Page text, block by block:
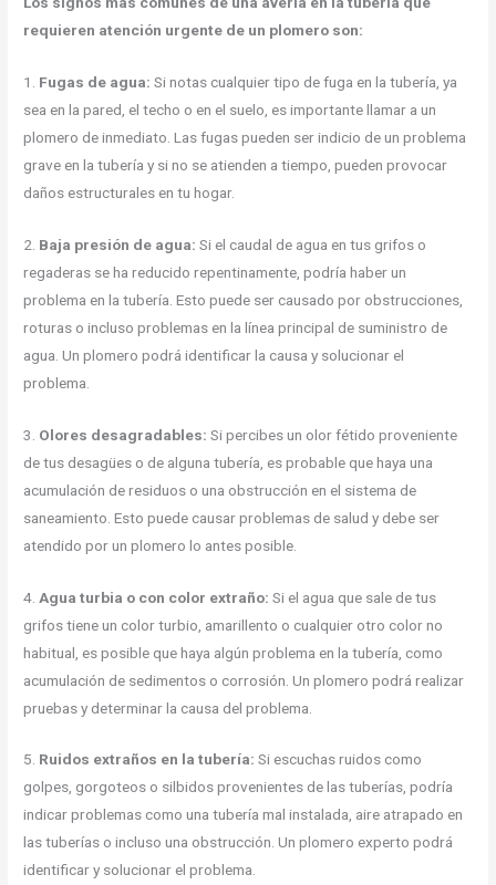
requieren atención urgente de un plomero son:
1. Fugas de agua: Si notas cualquier tipo de fuga en la tubería, ya
sea en la pared, el techo o en el suelo, es importante llamar a un
plomero de inmediato. Las fugas pueden ser indicio de un problema
grave en la tubería y si no se atienden a tiempo, pueden provocar
daños estructurales en tu hogar.
2. Baja presión de agua: Si el caudal de agua en tus grifos o
regaderas se ha reducido repentinamente, podría haber un
problema en la tubería. Esto puede ser causado por obstrucciones,
roturas o incluso problemas en la línea principal de suministro de
agua. Un plomero podrá identificar la causa y solucionar el
problema.
3. Olores desagradables: Si percibes un olor fétido proveniente
de tus desagües o de alguna tubería, es probable que haya una
acumulación de residuos o una obstrucción en el sistema de
saneamiento. Esto puede causar problemas de salud y debe ser
atendido por un plomero lo antes posible.
4. Agua turbia o con color extraño: Si el agua que sale de tus
grifos tiene un color turbio, amarillento o cualquier otro color no
habitual, es posible que haya algún problema en la tubería, como
acumulación de sedimentos o corrosión. Un plomero podrá realizar
pruebas y determinar la causa del problema.
5. Ruidos extraños en la tubería: Si escuchas ruidos como
golpes, gorgoteos o silbidos provenientes de las tuberías, podría
indicar problemas como una tubería mal instalada, aire atrapado en
las tuberías o incluso una obstrucción. Un plomero experto podrá
identificar y solucionar el problema.